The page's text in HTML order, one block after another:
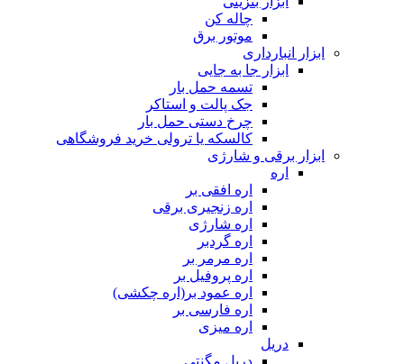
چاله کن
موتور برق
ابزار انبارداری
ابزار جا به جایی
تسمه حمل بار
جک پالت و استاکر
چرخ دستی حمل بار
کالسکه یا ترولی خرید فروشگاهی
ابزار برقی و شارژی
اره
اره افقی بر
اره زنجیری برقی
اره شارژی
اره گردبر
اره مرمر بر
اره پروفیل بر
اره عمود بر(اره چکشی)
اره فارسی بر
اره میزی
دریل
دریل مگنتی